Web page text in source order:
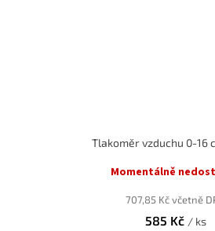
Tlakoměr vzduchu 0-16
Momentálně
707,85 Kč včetně
585 Kč / ks